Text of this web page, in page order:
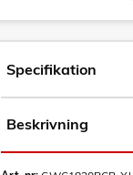
Specifikation
Beskrivning